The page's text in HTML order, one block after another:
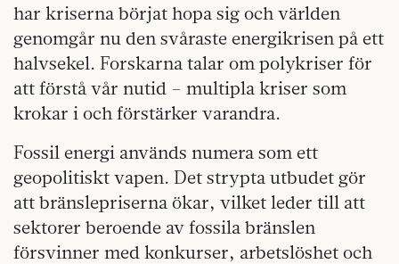
har kriserna börjat hopa sig och världen
genomgår nu den svåraste energikrisen på ett
halvsekel. Forskarna talar om polykriser för
att förstå vår nutid – multipla kriser som
krokar i och förstärker varandra.
Fossil energi används numera som ett
geopolitiskt vapen. Det strypta utbudet gör
att bränslepriserna ökar, vilket leder till att
sektorer beroende av fossila bränslen
försvinner med konkurser, arbetslöshet och